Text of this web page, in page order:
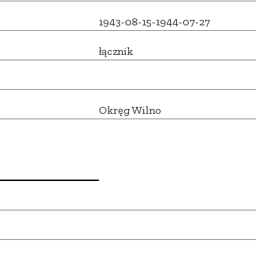
1943-08-15-1944-07-27
łącznik
Okręg Wilno